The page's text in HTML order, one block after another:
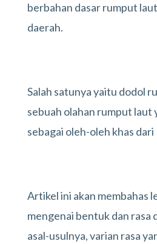
berbahan dasar rumput
daerah.
Salah satunya yaitu dodol
sebuah olahan rumput laut
sebagai oleh-oleh khas dari
Artikel ini akan membahas
mengenai bentuk dan rasa
asal-usulnya, varian rasa